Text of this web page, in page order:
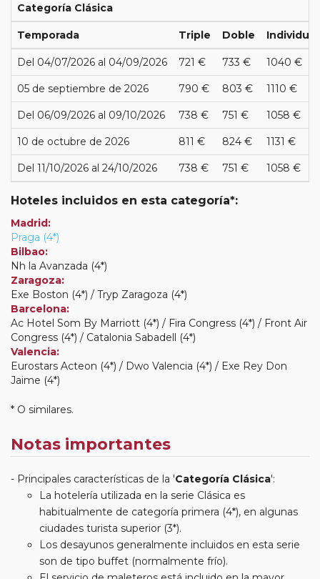
Categoría Clásica
Temporada Triple Doble Individual
Del 04/07/2026 al 04/09/2026 721 € 733 € 1040 €
05 de septiembre de 2026 790 € 803 € 1110 €
Del 06/09/2026 al 09/10/2026 738 € 751 € 1058 €
10 de octubre de 2026 811 € 824 € 1131 €
Del 11/10/2026 al 24/10/2026 738 € 751 € 1058 €
Hoteles incluidos en esta categoría*:
Madrid:
Praga (4*)
Bilbao:
Nh la Avanzada (4*)
Zaragoza:
Exe Boston (4*) / Tryp Zaragoza (4*)
Barcelona:
Ac Hotel Som By Marriott (4*) / Fira Congress (4*) / Front Air
Congress (4*) / Catalonia Sabadell (4*)
Valencia:
Eurostars Acteon (4*) / Dwo Valencia (4*) / Exe Rey Don
Jaime (4*)
* O similares.
Notas importantes
Principales características de la 'Categoría Clásica':
La hotelería utilizada en la serie Clásica es
habitualmente de categoría primera (4*), en algunas
ciudades turista superior (3*).
Los desayunos generalmente incluidos en esta serie
son de tipo buffet (normalmente frío).